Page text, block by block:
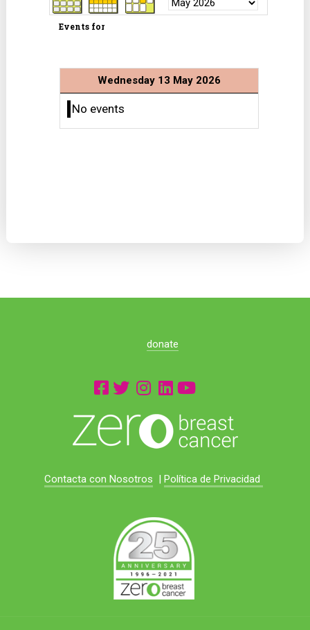
Events for
Wednesday 13 May 2026
No events
donate
Contacta con Nosotros | Política de Privacidad